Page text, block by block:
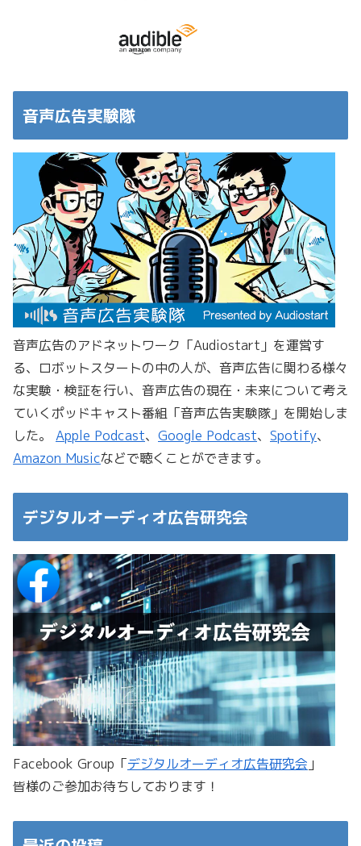
音声広告実験隊
音声広告のアドネットワーク「Audiostart」を運営す
る、ロボットスタートの中の人が、音声広告に関わる様々
な実験・検証を行い、音声広告の現在・未来について考え
ていくポッドキャスト番組「音声広告実験隊」を開始しま
した。 Apple Podcast、 Google Podcast、 Spotify、
Amazon Musicなどで聴くことができます。
デジタルオーディオ広告研究会
Facebook Group「デジタルオーディオ広告研究会 」
皆様のご参加お待ちしております！